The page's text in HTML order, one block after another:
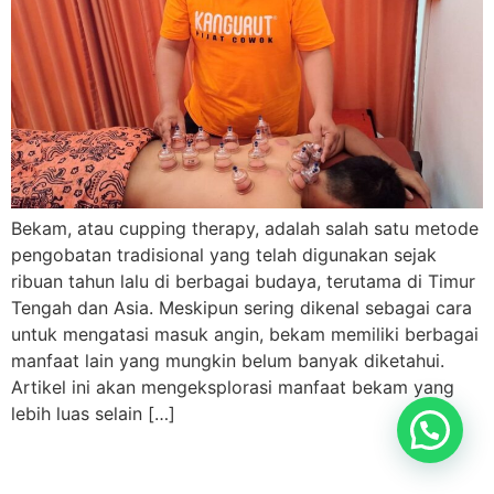
Bekam, atau cupping therapy, adalah salah satu metode
pengobatan tradisional yang telah digunakan sejak
ribuan tahun lalu di berbagai budaya, terutama di Timur
Tengah dan Asia. Meskipun sering dikenal sebagai cara
untuk mengatasi masuk angin, bekam memiliki berbagai
manfaat lain yang mungkin belum banyak diketahui.
Artikel ini akan mengeksplorasi manfaat bekam yang
lebih luas selain […]